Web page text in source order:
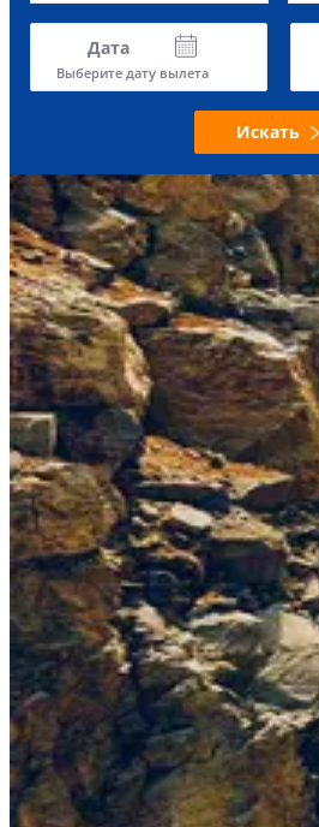
Дата
Выберите дату вылета
Искать